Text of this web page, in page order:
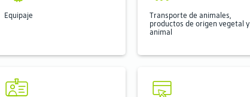
Equipaje
Transporte de animales,
productos de origen vegetal y
animal